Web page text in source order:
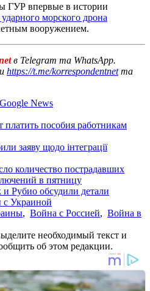
ГУР впервые в истории
морского дрона
вооружением.
в Telegram та WhatsApp.
https://t.me/korrespondentnetта
News
платить пособия работникам
заяву щодо інтеграції
количество пострадавших
в пятницу
Рубио обсудили детали
с Украиной
, Война с Россией, Война в
необходимый текст и
об этом редакции.